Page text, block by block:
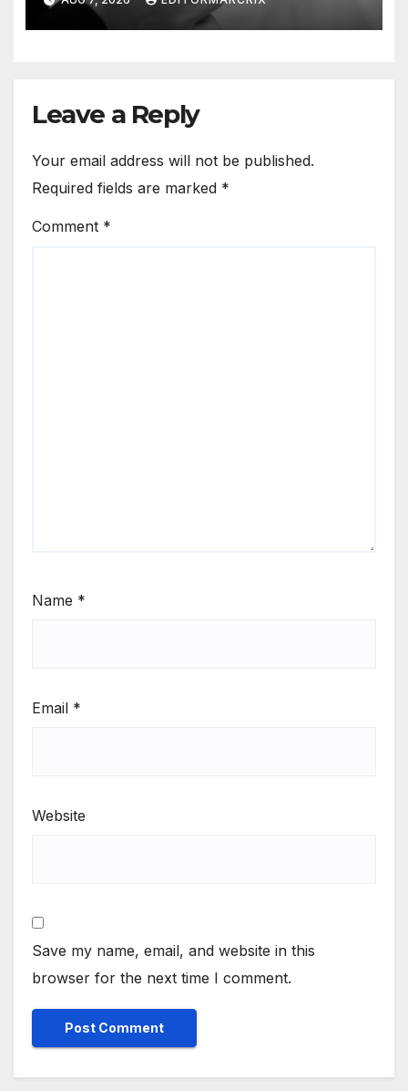
Leave a Reply
Your email address will not be published.
Required fields are marked *
Comment *
Name *
Email *
Website
Save my name, email, and website in this
browser for the next time I comment.